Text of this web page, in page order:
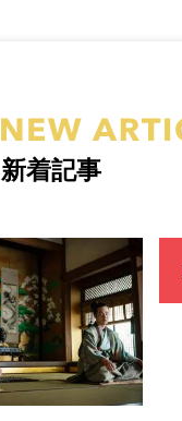
新着記事